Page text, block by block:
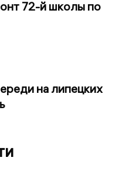
72-й школы по
на липецких